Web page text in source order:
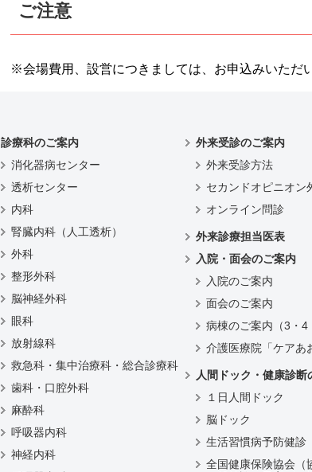
ご注意
※会場費用、設営につきましては、お申込みいただ
診療科のご案内
消化器病センター
透析センター
内科
腎臓内科（人工透析）
外科
整形外科
脳神経外科
眼科
放射線科
救急科・集中治療科・総合診療科
歯科・口腔外科
麻酔科
呼吸器内科
神経内科
外来受診のご案内
外来受診方法
セカンドオピニオン
オンライン問診
外来診療担当医表
入院・面会のご案内
入院のご案内
面会のご案内
病棟のご案内（3・4
介護医療院「ケアあ
人間ドック・健康診断
１日人間ドック
脳ドック
生活習慣病予防健診
全国健康保険協会（